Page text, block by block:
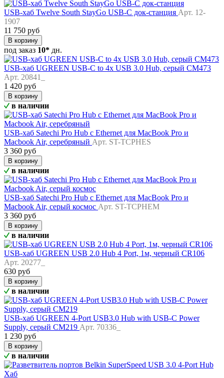
USB-хаб Twelve South StayGo USB-C док-станция Арт. 12-
1907
11 750 руб
В корзину
под заказ 10* дн.
USB-хаб UGREEN USB-C to 4x USB 3.0 Hub, серый CM473
Арт. 20841_
1 420 руб
В корзину
в наличии
USB-хаб Satechi Pro Hub с Ethernet для MacBook Pro и
Macbook Air, серебряный Арт. ST-TCPHES
3 360 руб
В корзину
в наличии
USB-хаб Satechi Pro Hub с Ethernet для MacBook Pro и
Macbook Air, серый космос Арт. ST-TCPHEM
3 360 руб
В корзину
в наличии
USB-хаб UGREEN USB 2.0 Hub 4 Port, 1м, черный CR106
Арт. 20277_
630 руб
В корзину
в наличии
USB-хаб UGREEN 4-Port USB3.0 Hub with USB-C Power
Supply, серый CM219 Арт. 70336_
1 230 руб
В корзину
в наличии